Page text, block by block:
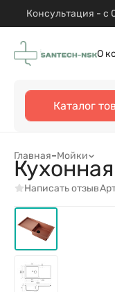
Консультация - с
О
Каталог
Главная–Мойки
Написать отзыв